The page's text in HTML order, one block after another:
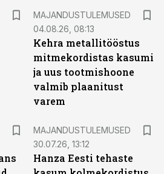
MAJANDUSTULEMUSED
04.08.26, 08:13
Kehra metallitööstus
mitmekordistas kasumi
ja uus tootmishoone
valmib plaanitust
varem
MAJANDUSTULEMUSED
30.07.26, 13:12
Hanza Eesti tehaste